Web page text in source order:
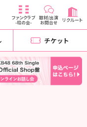
ファンクラブ
-柱の会-
取材/出演
お問合せ リクルート
チケット